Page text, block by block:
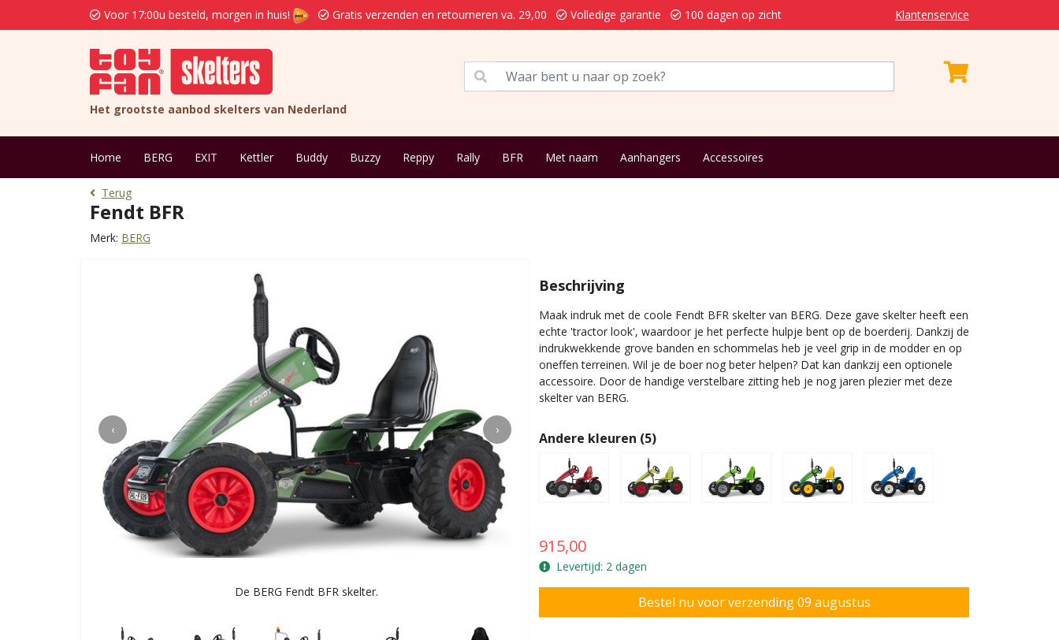
Voor 17:00u besteld, morgen in huis! Gratis verzenden en retourneren va. 29,00 Volledige garantie 100 dagen op zicht Klantenservice
Het grootste aanbod skelters van Nederland
Home BERG EXIT Kettler Buddy Buzzy Reppy Rally BFR Met naam Aanhangers Accessoires
Terug
Fendt BFR
Merk: BERG
‹ ›
De BERG Fendt BFR skelter. Zeer robuust frame voor professioneel gebruik.
Beschrijving
Maak indruk met de coole Fendt BFR skelter van BERG. Deze gave skelter heeft een
echte 'tractor look', waardoor je het perfecte hulpje bent op de boerderij. Dankzij de
indrukwekkende grove banden en schommelas heb je veel grip in de modder en op
oneffen terreinen. Wil je de boer nog beter helpen? Dat kan dankzij een optionele
accessoire. Door de handige verstelbare zitting heb je nog jaren plezier met deze
skelter van BERG.
Andere kleuren (5)
915,00
Levertijd: 2 dagen